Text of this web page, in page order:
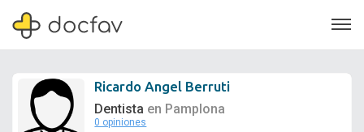
Ricardo Angel Berruti
Dentista en Pamplona
0 opiniones